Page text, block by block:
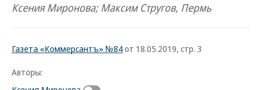
Ксения Миронова; Максим Стругов, Пермь
Газета «Коммерсантъ» №84от 18.05.2019, стр. 3
Авторы: